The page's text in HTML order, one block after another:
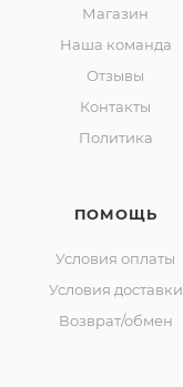
Магазин
Наша команда
Отзывы
Контакты
Политика
ПОМОЩЬ
Условия оплаты
Условия доставки
Возврат/обмен